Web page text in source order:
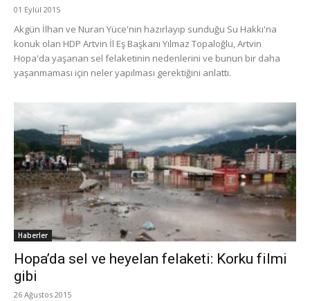
01 Eylül 2015
Akgün İlhan ve Nuran Yüce'nin hazırlayıp sunduğu Su Hakkı'na
konuk olan HDP Artvin İl Eş Başkanı Yılmaz Topaloğlu, Artvin
Hopa'da yaşanan sel felaketinin nedenlerini ve bunun bir daha
yaşanmaması için neler yapılması gerektiğini anlattı.
Haberler
Hopa’da sel ve heyelan felaketi: Korku filmi
gibi
26 Ağustos 2015